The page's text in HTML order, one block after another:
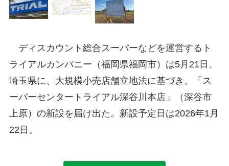
ディスカウント総合スーパーなどを運営するト
ライアルカンパニー（福岡県福岡市）は5月21日、
埼玉県に、大規模小売店舗立地法に基づき、「ス
ーパーセンタートライアル深谷川本店」（深谷市
上原）の新設を届け出た。新設予定日は2026年1月
22日。